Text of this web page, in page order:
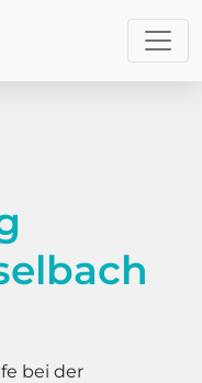
bei der